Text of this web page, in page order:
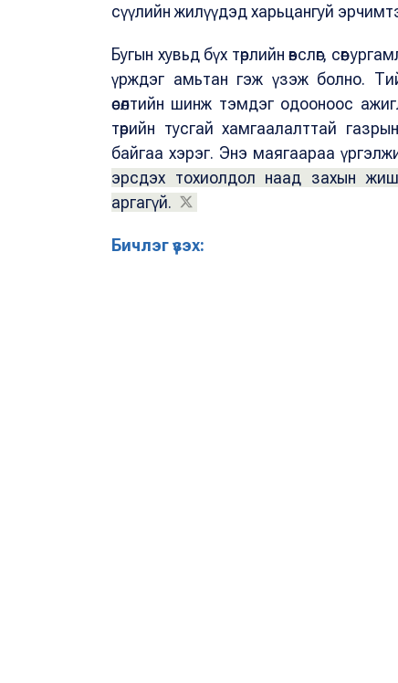
сүүлийн жилүүдэд харьцангуй
Бугын хувьд бүх төрлийн өвслөг, сөөг
үрждэг амьтан гэж үзэж болно.
өсөлтийн шинж тэмдэг одооноос
төрийн тусгай хамгаалалттай
байгаа хэрэг. Энэ маягаараа
эрсдэх тохиолдол наад захын
аргагүй.
Бичлэг үзэх: